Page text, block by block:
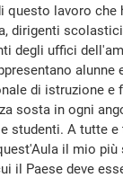
lavoro che
dirigenti
degli uffici
alunne
di istruzione e
sosta in ogni
studenti. A tutte
il mio più
il Paese deve